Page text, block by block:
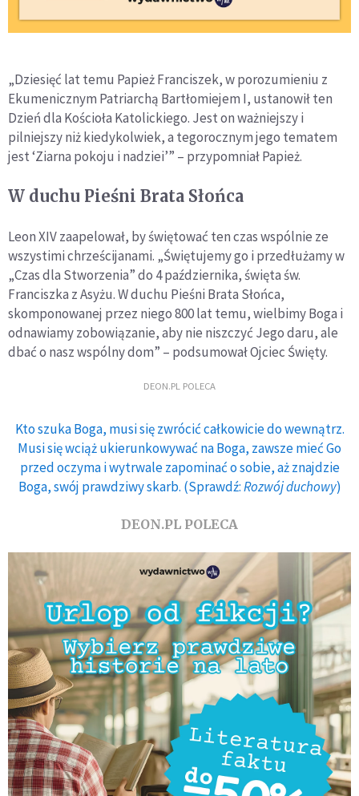
„Dziesięć lat temu Papież Franciszek, w porozumieniu z
Ekumenicznym Patriarchą Bartłomiejem I, ustanowił ten
Dzień dla Kościoła Katolickiego. Jest on ważniejszy i
pilniejszy niż kiedykolwiek, a tegorocznym jego tematem
jest ‘Ziarna pokoju i nadziei’” – przypomniał Papież.
W duchu Pieśni Brata Słońca
Leon XIV zaapelował, by świętować ten czas wspólnie ze
wszystimi chrześcijanami. „Świętujemy go i przedłużamy w
„Czas dla Stworzenia” do 4 października, święta św.
Franciszka z Asyżu. W duchu Pieśni Brata Słońca,
skomponowanej przez niego 800 lat temu, wielbimy Boga i
odnawiamy zobowiązanie, aby nie niszczyć Jego daru, ale
dbać o nasz wspólny dom” – podsumował Ojciec Święty.
DEON.PL POLECA
Kto szuka Boga, musi się zwrócić całkowicie do wewnątrz.
Musi się wciąż ukierunkowywać na Boga, zawsze mieć Go
przed oczyma i wytrwale zapominać o sobie, aż znajdzie
Boga, swój prawdziwy skarb. (Sprawdź:Rozwój duchowy)
DEON.PL POLECA